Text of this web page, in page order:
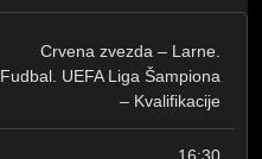
Crvena zvezda – Larne.
Fudbal. UEFA Liga Šampiona
– Kvalifikacije